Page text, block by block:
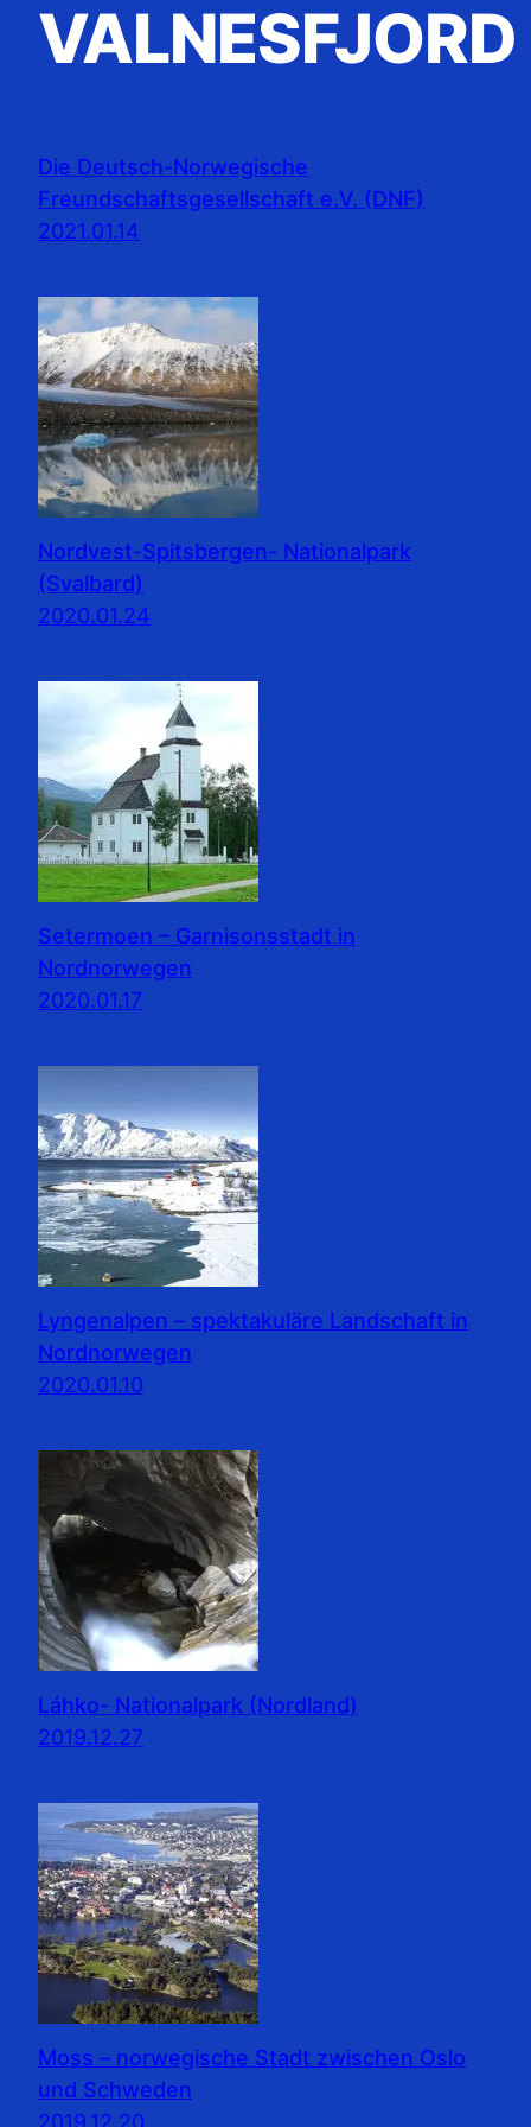
VALNESFJORD
Die Deutsch-Norwegische
Freundschaftsgesellschaft e.V. (DNF)
2021.01.14
Nordvest-Spitsbergen- Nationalpark
(Svalbard)
2020.01.24
Setermoen – Garnisonsstadt in
Nordnorwegen
2020.01.17
Lyngenalpen – spektakuläre Landschaft in
Nordnorwegen
2020.01.10
Láhko- Nationalpark (Nordland)
2019.12.27
Moss – norwegische Stadt zwischen Oslo
und Schweden